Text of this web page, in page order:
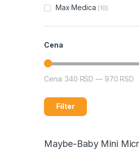
Max Medica (10)
Cena
Filter
Cena:340 RSD — 970 RSD
Maybe-Baby Mini